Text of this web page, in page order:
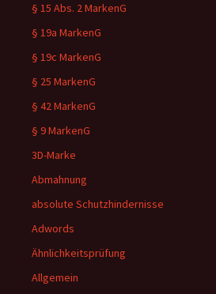
§ 15 Abs. 2 MarkenG
§ 19a MarkenG
§ 19c MarkenG
§ 25 MarkenG
§ 42 MarkenG
§ 9 MarkenG
3D-Marke
Abmahnung
absolute Schutzhindernisse
Adwords
Ähnlichkeitsprüfung
Allgemein